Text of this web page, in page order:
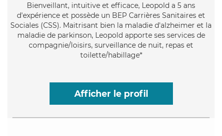
Bienveillant, intuitive et efficace, Leopold a 5 ans
d'expérience et possède un BEP Carrières Sanitaires et
Sociales (CSS). Maitrisant bien la maladie d'alzheimer et la
maladie de parkinson, Leopold apporte ses services de
compagnie/loisirs, surveillance de nuit, repas et
toilette/habillage*
Afficher le profil